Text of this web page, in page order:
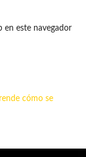
en este navegador
cómo se